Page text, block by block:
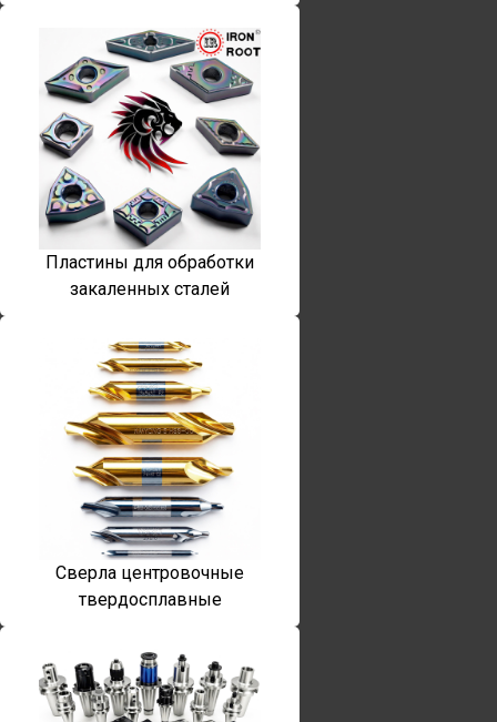
Пластины для обработки
закаленных сталей
Сверла центровочные
твердосплавные